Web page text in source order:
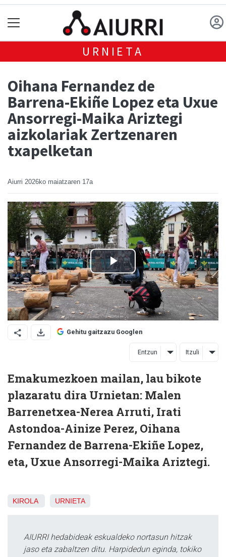
URNIETA
Oihana Fernandez de
Barrena-Ekiñe Lopez eta Uxue
Ansorregi-Maika Ariztegi
aizkolariak Zertzenaren
txapelketan
Aiurri 2026ko maiatzaren 17a
Gehitu gaitzazu Googlen
Entzun Itzuli
Emakumezkoen mailan, lau bikote
plazaratu dira Urnietan: Malen
Barrenetxea-Nerea Arruti, Irati
Astondoa-Ainize Perez, Oihana
Fernandez de Barrena-Ekiñe Lopez,
eta, Uxue Ansorregi-Maika Ariztegi.
KIROLA URNIETA
AIURRI hedabideak eskualdeko nortasun hitzak
jaso eta zabaltzen ditu. Harpidedun eginda, tokiko